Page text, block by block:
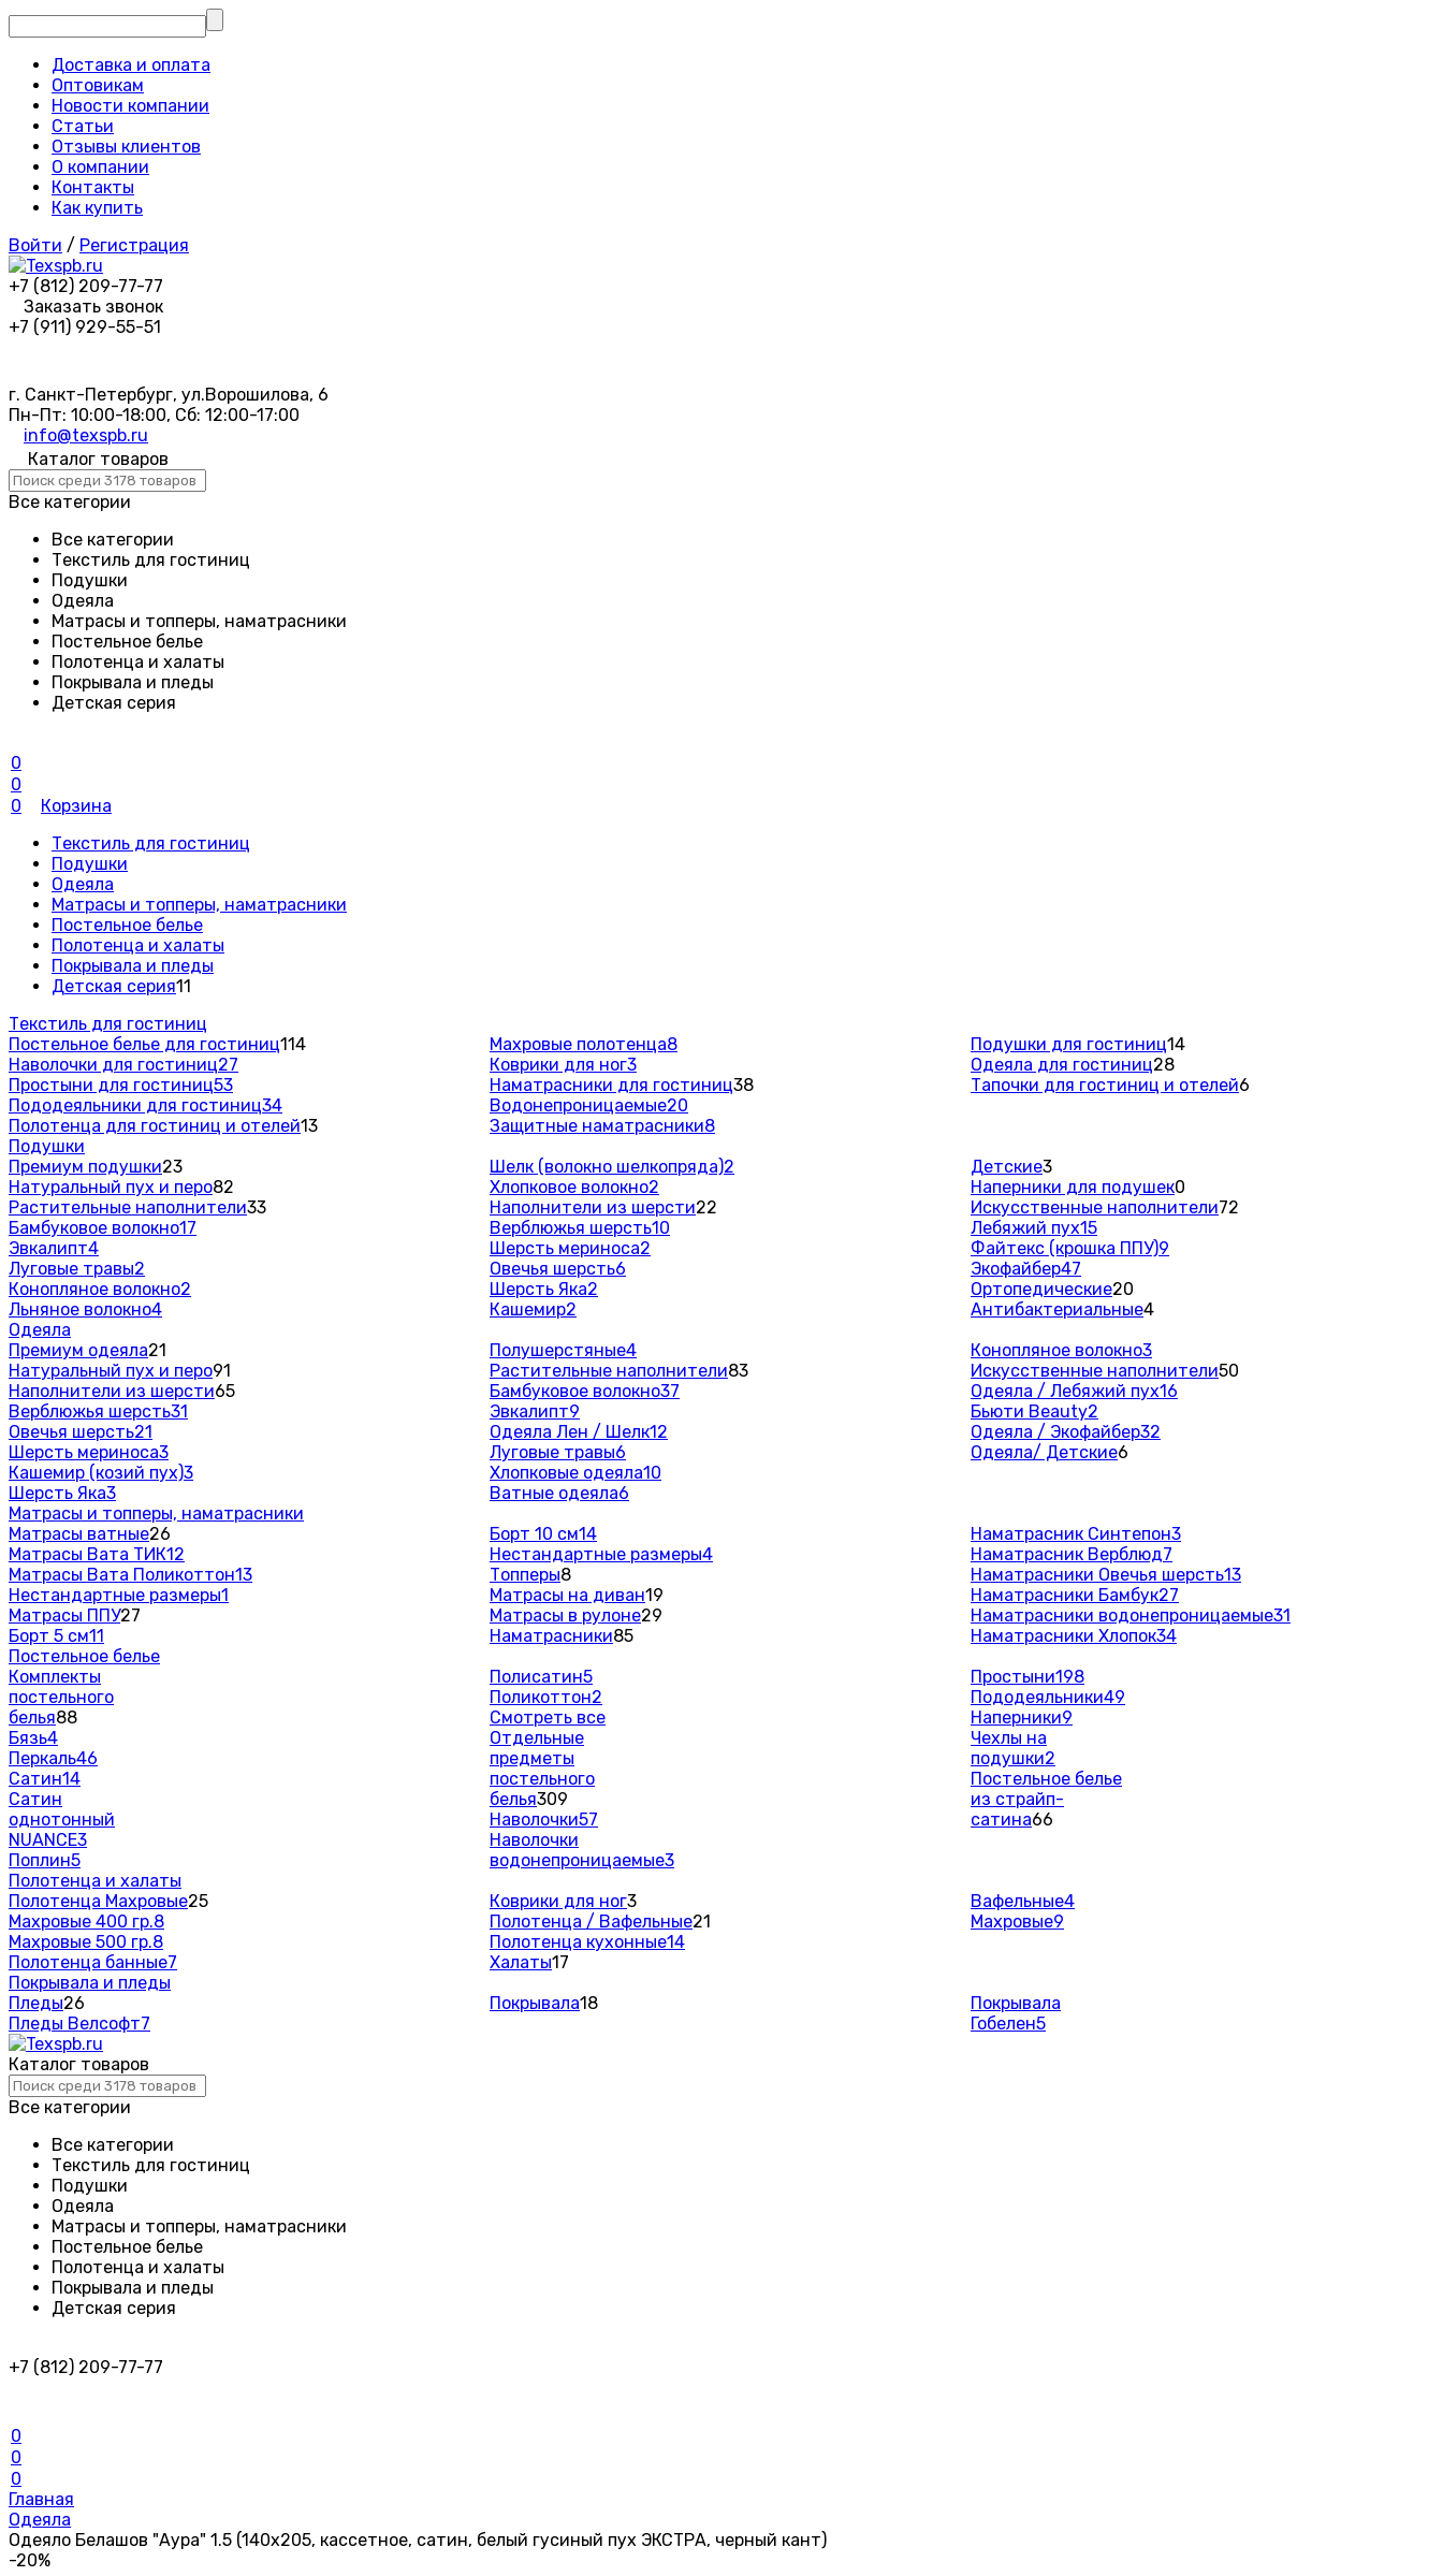
Доставка и оплата
Оптовикам
Новости компании
Статьи
Отзывы клиентов
О компании
Контакты
Как купить
Войти / Регистрация
+7 (812) 209-77-77
Заказать звонок
+7 (911) 929-55-51
г. Санкт-Петербург, ул.Ворошилова, 6
Пн-Пт: 10:00-18:00, Сб: 12:00-17:00
info@texspb.ru
Каталог товаров
Все категории
Все категории
Текстиль для гостиниц
Подушки
Одеяла
Матрасы и топперы, наматрасники
Постельное белье
Полотенца и халаты
Покрывала и пледы
Детская серия
0
0
0
Корзина
Текстиль для гостиниц
Подушки
Одеяла
Матрасы и топперы, наматрасники
Постельное белье
Полотенца и халаты
Покрывала и пледы
Детская серия11
Текстиль для гостиниц
Постельное белье для гостиниц114
Наволочки для гостиниц27
Простыни для гостиниц53
Пододеяльники для гостиниц34
Полотенца для гостиниц и отелей13
Махровые полотенца8
Коврики для ног3
Наматрасники для гостиниц38
Водонепроницаемые20
Защитные наматрасники8
Подушки для гостиниц14
Одеяла для гостиниц28
Тапочки для гостиниц и отелей6
Подушки
Премиум подушки23
Натуральный пух и перо82
Растительные наполнители33
Бамбуковое волокно17
Эвкалипт4
Луговые травы2
Конопляное волокно2
Льняное волокно4
Шелк (волокно шелкопряда)2
Хлопковое волокно2
Наполнители из шерсти22
Верблюжья шерсть10
Шерсть мериноса2
Овечья шерсть6
Шерсть Яка2
Кашемир2
Детские3
Наперники для подушек0
Искусственные наполнители72
Лебяжий пух15
Файтекс (крошка ППУ)9
Экофайбер47
Ортопедические20
Антибактериальные4
Одеяла
Премиум одеяла21
Натуральный пух и перо91
Наполнители из шерсти65
Верблюжья шерсть31
Овечья шерсть21
Шерсть мериноса3
Кашемир (козий пух)3
Шерсть Яка3
Полушерстяные4
Растительные наполнители83
Бамбуковое волокно37
Эвкалипт9
Одеяла Лен / Шелк12
Луговые травы6
Хлопковые одеяла10
Ватные одеяла6
Конопляное волокно3
Искусственные наполнители50
Одеяла / Лебяжий пух16
Бьюти Beauty2
Одеяла / Экофайбер32
Одеяла/ Детские6
Матрасы и топперы, наматрасники
Матрасы ватные26
Матрасы Вата ТИК12
Матрасы Вата Поликоттон13
Нестандартные размеры1
Матрасы ППУ27
Борт 5 см11
Борт 10 см14
Нестандартные размеры4
Топперы8
Матрасы на диван19
Матрасы в рулоне29
Наматрасники85
Наматрасник Синтепон3
Наматрасник Верблюд7
Наматрасники Овечья шерсть13
Наматрасники Бамбук27
Наматрасники водонепроницаемые31
Наматрасники Хлопок34
Постельное белье
Комплекты
постельного
белья88
Бязь4
Перкаль46
Сатин14
Сатин
однотонный
NUANCE3
Поплин5
Полисатин5
Поликоттон2
Смотреть все
Отдельные
предметы
постельного
белья309
Наволочки57
Наволочки
водонепроницаемые3
Простыни198
Пододеяльники49
Наперники9
Чехлы на
подушки2
Постельное белье
из страйп-
сатина66
Полотенца и халаты
Полотенца Махровые25
Махровые 400 гр.8
Махровые 500 гр.8
Полотенца банные7
Коврики для ног3
Полотенца / Вафельные21
Полотенца кухонные14
Халаты17
Вафельные4
Махровые9
Покрывала и пледы
Пледы26
Пледы Велсофт7
Покрывала18
Покрывала
Гобелен5
Каталог товаров
Все категории
Все категории
Текстиль для гостиниц
Подушки
Одеяла
Матрасы и топперы, наматрасники
Постельное белье
Полотенца и халаты
Покрывала и пледы
Детская серия
+7 (812) 209-77-77
0
0
0
Главная
Одеяла
Одеяло Белашов "Аура" 1.5 (140х205, кассетное, сатин, белый гусиный пух ЭКСТРА, черный кант)
-20%